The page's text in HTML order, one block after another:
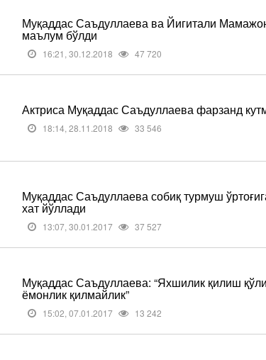
Муқаддас Саъдуллаева ва Йигитали
маълум бўлди
16:21, 30.12.2018 47 720
Актриса Муқаддас Саъдуллаева фарзанд
18:14, 28.11.2018 33 546
Муқаддас Саъдуллаева собиқ турмуш
хат йўллади
13:07, 30.01.2017 37 527
Муқаддас Саъдуллаева: “Яхшилик қилиш
ёмонлик қилмайлик”
15:02, 07.01.2017 13 242